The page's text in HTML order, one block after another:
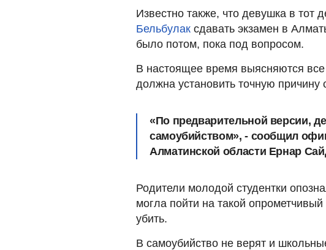
Известно также, что девушка в тот
Бельбулак сдавать экзамен в
было потом, пока под вопросом.
В настоящее время выясняются все
должна установить точную причину
«По предварительной версии,
самоубийством», - сообщил
Алматинской области Ернар
Родители молодой студентки
могла пойти на такой
убить.
В самоубийство не верят и